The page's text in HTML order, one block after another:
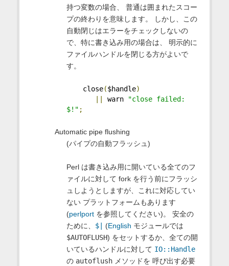
持つ変数の場合、 普通は囲まれたスコー
プの終わりを意味します。 しかし、この
自動閉じはエラーをチェックしないの
で、特に書き込み用の場合は、 明示的に
ファイルハンドルを閉じる方がよいで
す。
close($handle)
warn
"close failed:
$!" ;
Automatic pipe flushing
(パイプの自動フラッシュ)
Perl は書き込み用に開いている全てのフ
ァイルに対して fork を行う前にフラッシ
ュしようとしますが、これに対応してい
ない プラットフォームもあります
(perlportを参照してください)。 安全の
ために、 $| (English モジュールでは
$AUTOFLUSH) をセットするか、全ての開
いているハンドルに対して IO::Handle
の autoflushメソッドを 呼び出す必要